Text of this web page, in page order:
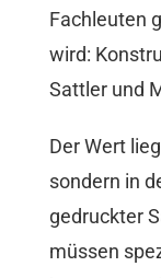
Fachleuten
wird:
Sattler und
Der Wert
sondern in
gedruckter
müssen